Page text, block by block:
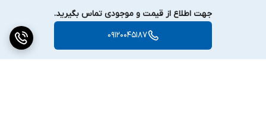
جهت اطلاع از قیمت و موجودی تماس بگیرید.
09120045187